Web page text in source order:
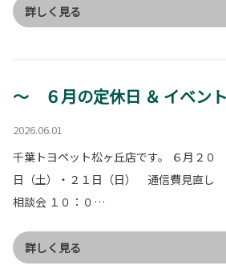
詳しく見る
～ ６月の定休日 ＆ イベン
2026.06.01
千葉トヨペット松ヶ丘店です。 ６月２０
日（土）・２１日（日） 通信費見直し
相談会 １０：０…
詳しく見る